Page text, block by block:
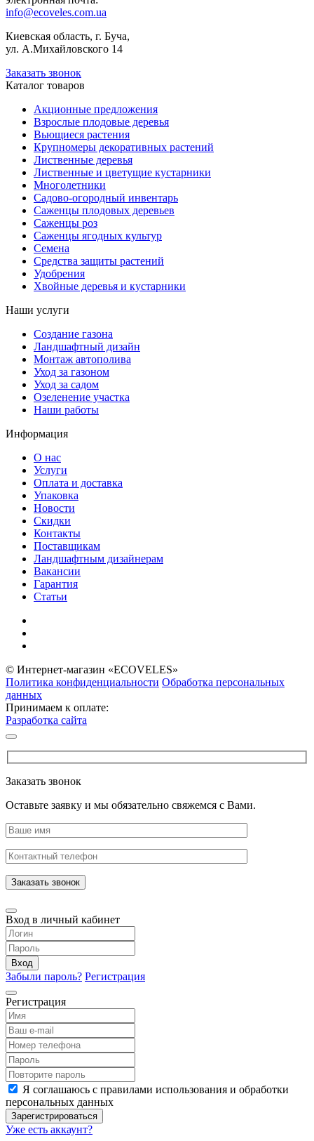
info@ecoveles.com.ua
Киевская область, г. Буча,
ул. А.Михайловского 14
Заказать звонок
Каталог товаров
Акционные предложения
Взрослые плодовые деревья
Вьющиеся растения
Крупномеры декоративных растений
Лиственные деревья
Лиственные и цветущие кустарники
Многолетники
Садово-огородный инвентарь
Саженцы плодовых деревьев
Саженцы роз
Саженцы ягодных культур
Семена
Средства защиты растений
Удобрения
Хвойные деревья и кустарники
Наши услуги
Создание газона
Ландшафтный дизайн
Монтаж автополива
Уход за газоном
Уход за садом
Озеленение участка
Наши работы
Информация
О нас
Услуги
Оплата и доставка
Упаковка
Новости
Скидки
Контакты
Поставщикам
Ландшафтным дизайнерам
Вакансии
Гарантия
Статьи
© Интернет-магазин «ECOVELES»
Политика конфиденциальности Обработка персональных
данных
Принимаем к оплате:
Разработка сайта
Заказать звонок
Оставьте заявку и мы обязательно свяжемся с Вами.
Заказать звонок
Вход в личный кабинет
Вход
Забыли пароль? Регистрация
Регистрация
Я соглашаюсь с правилами использования и обработки
персональных данных
Зарегистрироваться
Уже есть аккаунт?